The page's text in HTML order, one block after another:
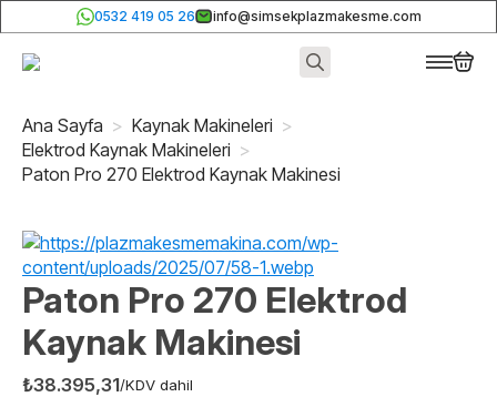
0532 419 05 26 info@simsekplazmakesme.com
Ana Sayfa
Kaynak Makineleri
Elektrod Kaynak Makineleri
Paton Pro 270 Elektrod Kaynak Makinesi
Paton Pro 270 Elektrod
Kaynak Makinesi
₺38.395,31/KDV dahil